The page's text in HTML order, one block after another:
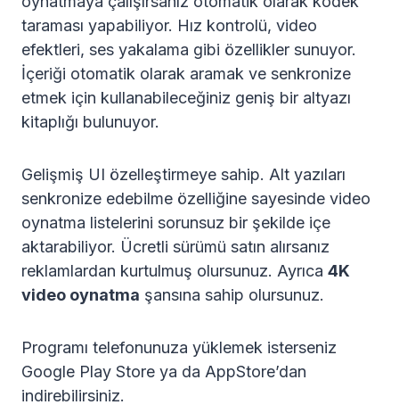
taraması yapabiliyor. Hız kontrolü, video
efektleri, ses yakalama gibi özellikler sunuyor.
İçeriği otomatik olarak aramak ve senkronize
etmek için kullanabileceğiniz geniş bir altyazı
kitaplığı bulunuyor.
Gelişmiş UI özelleştirmeye sahip. Alt yazıları
senkronize edebilme özelliğine sayesinde video
oynatma listelerini sorunsuz bir şekilde içe
aktarabiliyor. Ücretli sürümü satın alırsanız
reklamlardan kurtulmuş olursunuz. Ayrıca 4K
video oynatma şansına sahip olursunuz.
Programı telefonunuza yüklemek isterseniz
Google Play Store ya da AppStore’dan
indirebilirsiniz.